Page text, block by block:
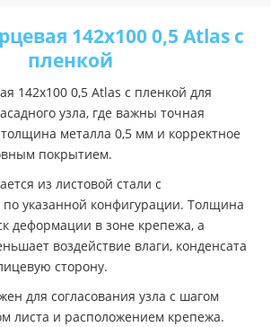
142х100 0,5 Atlas с
пленкой
142х100 0,5 Atlas с пленкой для
узла, где важны точная
металла 0,5 мм и корректное
покрытием.
из листовой стали с
указанной конфигурации. Толщина
деформации в зоне крепежа, а
воздействие влаги, конденсата
сторону.
для согласования узла с шагом
листа и расположением крепежа.